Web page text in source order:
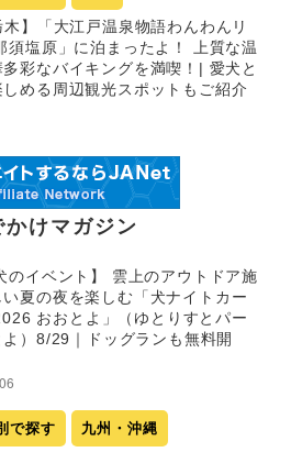
木】「大江戸温泉物語わんわんリ
須塩原」に泊まったよ！ 上質な温
彩なバイキングを満喫！| 愛犬と
める周辺観光スポットもご紹介
けマガジン
のイベント】 雲上のアウトドア施
夏の夜を楽しむ「犬ナイトカー
おおとよ」（ゆとりすとパー
よ）8/29｜ドッグランも無料開
で探す 九州・沖縄